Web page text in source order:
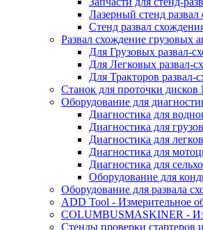
Лазерный стенд развал
Стенд развал
Развал схождение грузовых
Для Грузовых развал-
Для Легковых развал-
Для Тракторов развал-
Станок для проточки
Оборудование для
Диагностика для
Диагностика для
Диагностика для
Диагностика для
Диагностика для
Оборудование для
Оборудование для развала
ADD Tool - Измерительное
COLUMBUSMASKINER -
Стенды проверки стартеров